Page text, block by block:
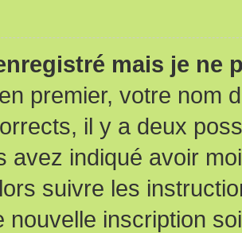
mais je ne
premier, votre nom
il y a deux
avez indiqué avoir
suivre les
nouvelle inscription